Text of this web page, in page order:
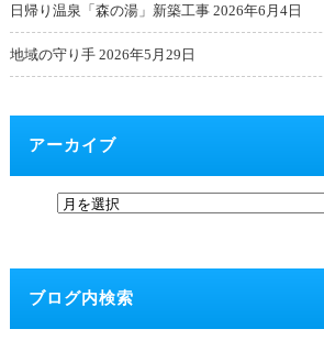
日帰り温泉「森の湯」新築工事 2026年6月4日
地域の守り手 2026年5月29日
アーカイブ
ブログ内検索